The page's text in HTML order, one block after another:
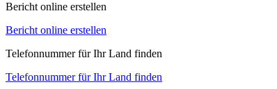
Bericht online erstellen
Bericht online erstellen
Telefonnummer für Ihr Land finden
Telefonnummer für Ihr Land finden